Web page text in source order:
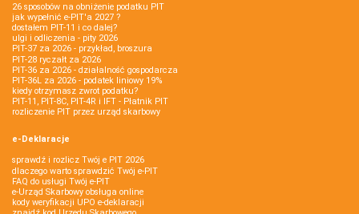
26 sposobów na obniżenie podatku PIT
jak wypełnić e-PIT'a 2027 ?
dostałem PIT-11 i co dalej?
ulgi i odliczenia - pity 2026
PIT-37 za 2026 - przykład, broszura
PIT-28 ryczałt za 2026
PIT-36 za 2026 - działalność gospodarcza
PIT-36L za 2026 - podatek liniowy 19%
kiedy otrzymasz zwrot podatku?
PIT-11, PIT-8C, PIT-4R i IFT - Płatnik PIT
rozliczenie PIT przez urząd skarbowy
e-Deklaracje
sprawdź i rozlicz Twój e PIT 2026
dlaczego warto sprawdzić Twój e-PIT
FAQ do usługi Twój e-PIT
e-Urząd Skarbowy obsługa online
kody weryfikacji UPO e-deklaracji